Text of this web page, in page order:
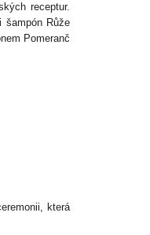
receptur.
šampón Růže
Pomeranč
která